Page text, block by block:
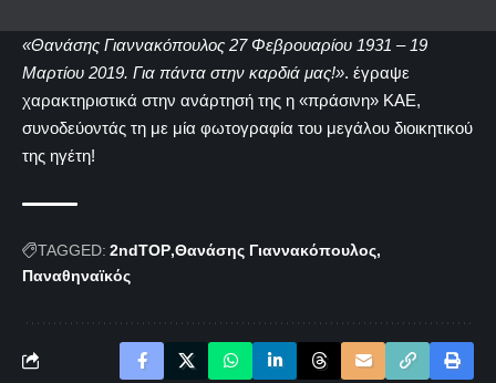
«Θανάσης Γιαννακόπουλος 27 Φεβρουαρίου 1931 – 19
Μαρτίου 2019. Για πάντα στην καρδιά μας!». έγραψε
χαρακτηριστικά στην ανάρτησή της η «πράσινη» ΚΑΕ,
συνοδεύοντάς τη με μία φωτογραφία του μεγάλου διοικητικού
της ηγέτη!
TAGGED: 2ndTOP Θανάσης Γιαννακόπουλος
Παναθηναϊκός